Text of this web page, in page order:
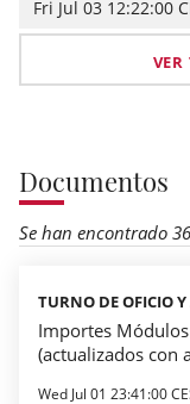
Fri Jul 03 12:22:00
Documentos
Se han encontrado
TURNO DE OFICIO
Importes
(actualizados con
Wed Jul 01 23:41:00